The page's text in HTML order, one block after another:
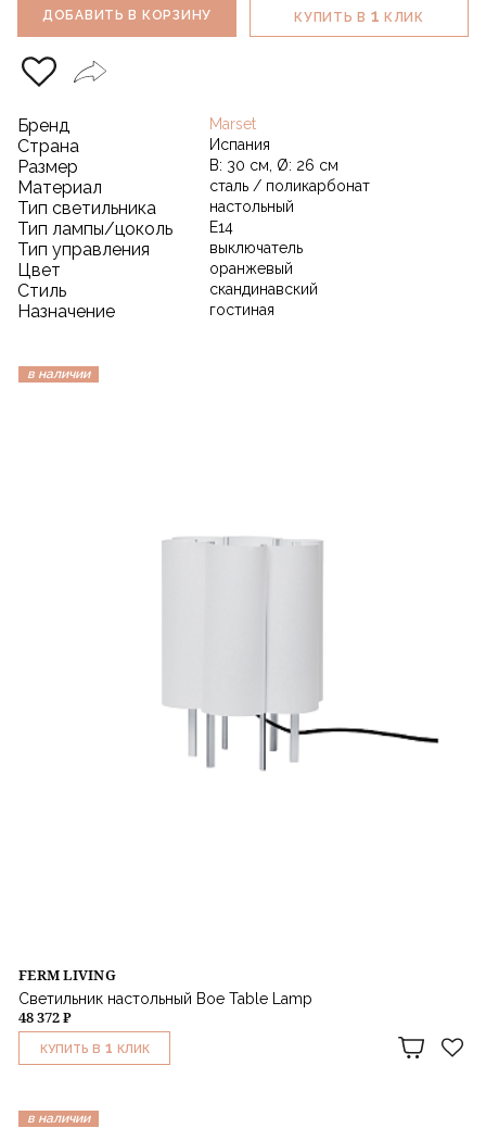
ДОБАВИТЬ В КОРЗИНУ КУПИТЬ В 1 КЛИК
Бренд Marset
Страна Испания
Размер В: 30 см, Ø: 26 см
Материал сталь / поликарбонат
Тип светильника настольный
Тип лампы/цоколь E14
Тип управления выключатель
Цвет оранжевый
Стиль скандинавский
Назначение гостиная
в наличии
FERM LIVING
Светильник настольный Boe Table Lamp
48 372 ₽
КУПИТЬ В 1 КЛИК
в наличии